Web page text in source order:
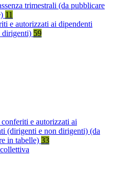
trimestrali (da pubblicare
11
e autorizzati ai dipendenti
dirigenti) 59
e autorizzati ai
(dirigenti e non dirigenti) (da
in tabelle) 33